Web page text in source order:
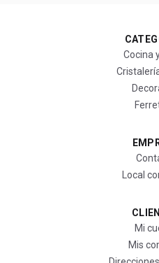
Cocina
Local
Mi
Mis